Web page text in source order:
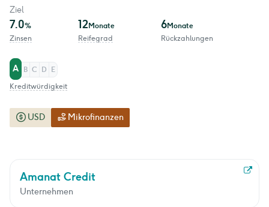
Amanat Credit
Unternehmen
Ziel
7.0%
Zinsen
12Monate
Reifegrad
6Monate
Rückzahlungen
A B C D
E
Kreditwürdigkeit
USD Mikrofinanzen